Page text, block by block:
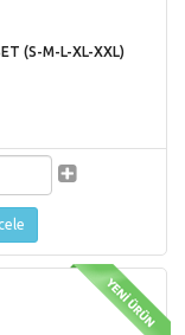
(S-M-L-XL-XXL)